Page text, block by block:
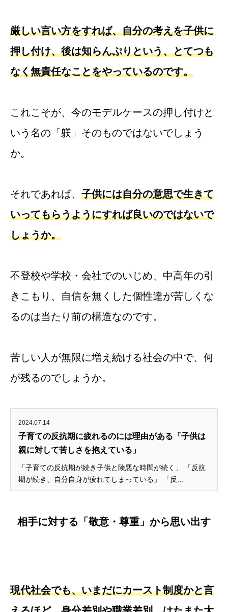
厳しい言い方をすれば、自分の考えを子供に
押し付け、後は知らんぷりという、とてつも
なく無責任なことをやっているのです。
これこそが、今のモデルケースの押し付けと
いう名の「躾」そのものではないでしょう
か。
それであれば、 子供には自分の意思で生きて
いってもらうようにすれば良いのではないで
しょうか。
不登校や学校・会社でのいじめ、中高年の引
きこもり、自信を無くした個性達が苦しくな
るのは当たり前の構造なのです。
苦しい人が無限に増え続ける社会の中で、何
が残るのでしょうか。
2024.07.14
子育ての反抗期に疲れるのには理由がある「子供は
親に対して苦しさを抱えている」
「子育ての反抗期が続き子供と険悪な時間が続く」 「反抗
期が続き、自分自身が疲れてしまっている」 「反...
相手に対する「敬意・尊重」から思い出す
現代社会でも、いまだにカースト制度かと言